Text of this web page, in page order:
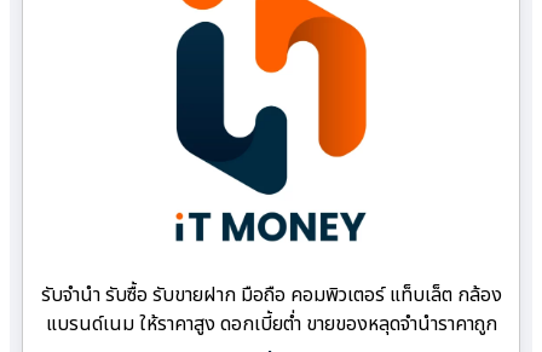
รับจำนำ รับซื้อ รับขายฝาก มือถือ คอมพิวเตอร์ แท็บเล็ต กล้อง
แบรนด์เนม ให้ราคาสูง ดอกเบี้ยต่ำ ขายของหลุดจำนำราคาถูก